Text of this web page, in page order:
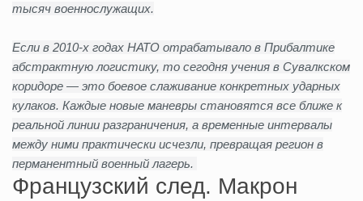
тысяч военнослужащих.
Если в 2010-х годах НАТО отрабатывало в Прибалтике
абстрактную логистику, то сегодня учения в Сувалкском
коридоре — это боевое слаживание конкретных ударных
кулаков. Каждые новые маневры становятся все ближе к
реальной линии разграничения, а временные интервалы
между ними практически исчезли, превращая регион в
перманентный военный лагерь. ​
Французский след. Макрон